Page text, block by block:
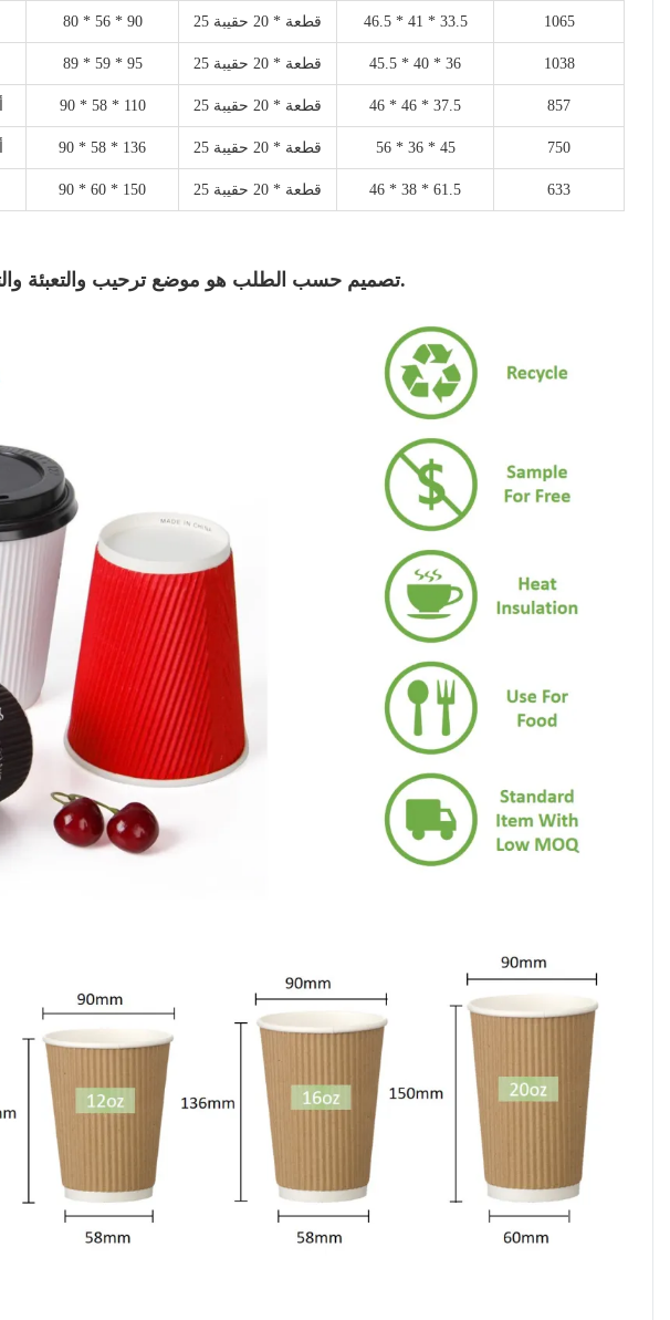
80 * 56 * 90 25 قطعة * 20 حقيبة 46.5 * 41 * 33.5 1065
89 * 59 * 95 25 قطعة * 20 حقيبة 45.5 * 40 * 36 1038
90 * 58 * 110 25 قطعة * 20 حقيبة 46 * 46 * 37.5 857
90 * 58 * 136 25 قطعة * 20 حقيبة 56 * 36 * 45 750
90 * 60 * 150 25 قطعة * 20 حقيبة 46 * 38 * 61.5 633
# تصميم حسب الطلب هو موضع ترحيب والتعبئة والتغليف حسب الطلب متاح.